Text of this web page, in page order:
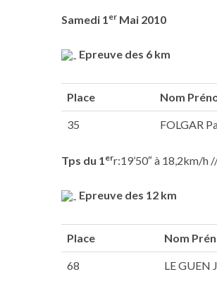
Samedi 1 er Mai 2010
Epreuve des 6 km
Place Nom
35 FOLGAR
Tps du 1 err:19’50″ à 18,2km/h
Epreuve des 12 km
Place Nom
68 LE GUEN